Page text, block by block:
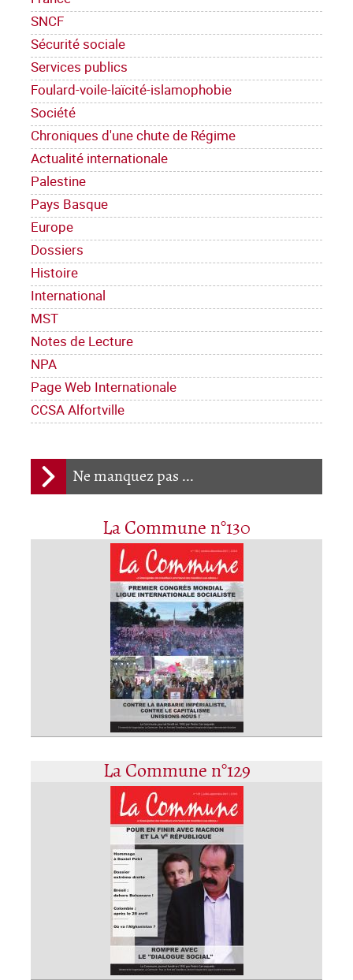
SNCF
Sécurité sociale
Services publics
Foulard-voile-laïcité-islamophobie
Société
Chroniques d'une chute de Régime
Actualité internationale
Palestine
Pays Basque
Europe
Dossiers
Histoire
International
MST
Notes de Lecture
NPA
Page Web Internationale
CCSA Alfortville
Ne manquez pas ...
La Commune n°130
La Commune n°129